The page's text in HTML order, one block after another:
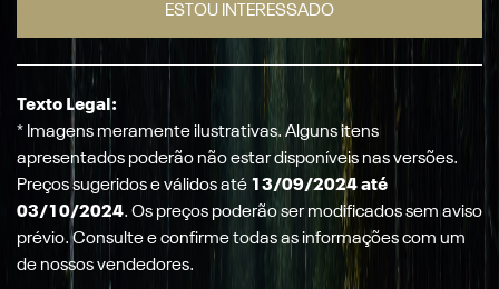
ESTOU INTERESSADO
Texto Legal:
* Imagens meramente ilustrativas. Alguns itens
apresentados poderão não estar disponíveis nas versões.
Preços sugeridos e válidos até 13/09/2024 até
03/10/2024. Os preços poderão ser modificados sem aviso
prévio. Consulte e confirme todas as informações com um
de nossos vendedores.